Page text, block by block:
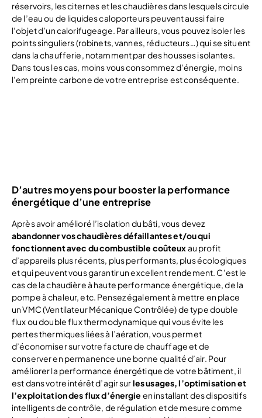
réservoirs, les citernes et les chaudières dans lesquels circule
de l’eau ou de liquides caloporteurs peuvent aussi faire
l’objet d’un calorifugeage. Par ailleurs, vous pouvez isoler les
points singuliers (robinets, vannes, réducteurs…) qui se situent
dans la chaufferie, notamment par des housses isolantes.
Dans tous les cas, moins vous consommez d’énergie, moins
l’empreinte carbone de votre entreprise est conséquente.
D’autres moyens pour booster la performance
énergétique d’une entreprise
Après avoir amélioré l’isolation du bâti, vous devez
abandonner vos chaudières défaillantes et/ou qui
fonctionnent avec du combustible coûteuxau profit
d’appareils plus récents, plus performants, plus écologiques
et qui peuvent vous garantir un excellent rendement. C’est le
cas de la chaudière à haute performance énergétique, de la
pompe à chaleur, etc. Pensez également à mettre en place
un VMC (Ventilateur Mécanique Contrôlée) de type double
flux ou double flux thermodynamique qui vous évite les
pertes thermiques liées à l’aération, vous permet
d’économiser sur votre facture de chauffage et de
conserver en permanence une bonne qualité d’air. Pour
améliorer la performance énergétique de votre bâtiment, il
est dans votre intérêt d’agir surles usages, l’optimisation et
l’exploitation des flux d’énergie en installant des dispositifs
intelligents de contrôle, de régulation et de mesure comme